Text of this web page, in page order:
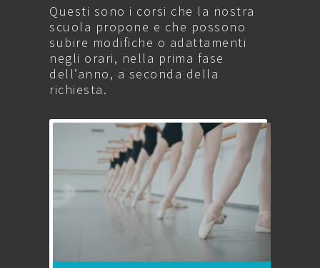
Questi sono i corsi che la nostra
scuola propone e che possono
subire modifiche o adattamenti
negli orari, nella prima fase
dell’anno, a seconda della
richiesta.